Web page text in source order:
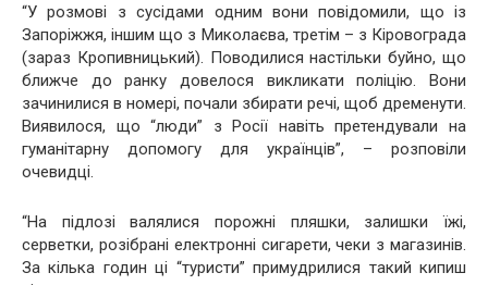
“У розмові з сусідами одним вони повідомили, що із
Запоріжжя, іншим що з Миколаєва, третім – з Кіровограда
(зараз Кропивницький). Поводилися настільки буйно, що
ближче до ранку довелося викликати поліцію. Вони
зачинилися в номері, почали збирати речі, щоб дременути.
Виявилося, що “люди” з Росії навіть претендували на
гуманітарну допомогу для українців”, – розповіли
очевидці.
“На підлозі валялися порожні пляшки, залишки їжі,
серветки, розібрані електронні сигарети, чеки з магазинів.
За кілька годин ці “туристи” примудрилися такий кипиш